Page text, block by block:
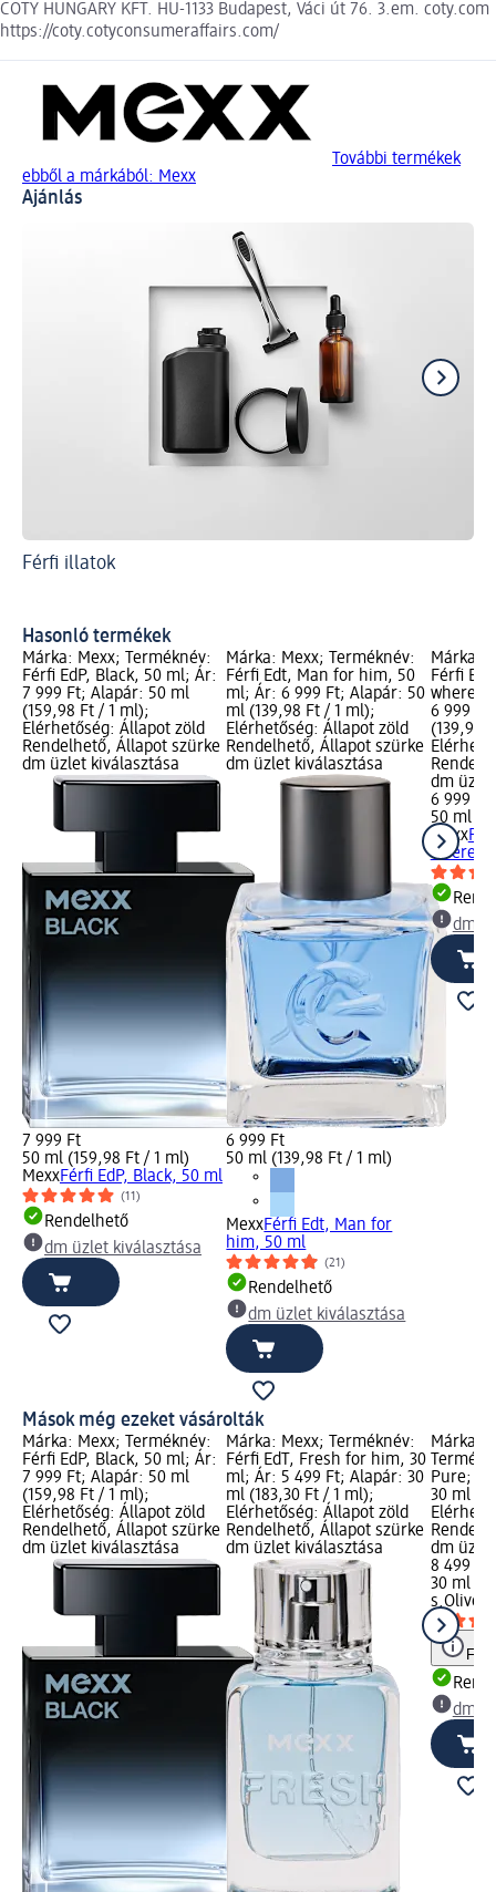
COTY HUNGARY KFT. HU-1133 Budapest, Váci út 76. 3.em. coty.com
https://coty.cotyconsumeraffairs.com/
További termékek
ebből a márkából: Mexx
Ajánlás
Férfi illatok
Hasonló termékek
Márka: Mexx; Terméknév:
Férfi EdP, Black, 50 ml; Ár:
7 999 Ft; Alapár: 50 ml
(159,98 Ft / 1 ml);
Elérhetőség: Állapot zöld
Rendelhető, Állapot szürke
dm üzlet kiválasztása
7 999 Ft
50 ml (159,98 Ft / 1 ml)
MexxFérfi EdP, Black, 50 ml
(11)
Rendelhető
dm üzlet kiválasztása
Márka: Mexx; Terméknév:
Férfi Edt, Man for him, 50
ml; Ár: 6 999 Ft; Alapár: 50
ml (139,98 Ft / 1 ml);
Elérhetőség: Állapot zöld
Rendelhető, Állapot szürke
dm üzlet kiválasztása
6 999 Ft
50 ml (139,98 Ft / 1 ml)
MexxFérfi Edt, Man for
him, 50 ml
(21)
Rendelhető
dm üzlet kiválasztása
Márka:
Férfi
6 999
(139,98
dm
6 999 Ft
50 ml
Mexx
dm
Mások még ezeket vásárolták
Márka: Mexx; Terméknév:
Férfi EdP, Black, 50 ml; Ár:
7 999 Ft; Alapár: 50 ml
(159,98 Ft / 1 ml);
Elérhetőség: Állapot zöld
Rendelhető, Állapot szürke
dm üzlet kiválasztása
Márka: Mexx; Terméknév:
Férfi EdT, Fresh for him, 30
ml; Ár: 5 499 Ft; Alapár: 30
ml (183,30 Ft / 1 ml);
Elérhetőség: Állapot zöld
Rendelhető, Állapot szürke
dm üzlet kiválasztása
Márka:
Pure;
30 ml
dm
8 499 Ft
30 ml
s.Oliver
dm